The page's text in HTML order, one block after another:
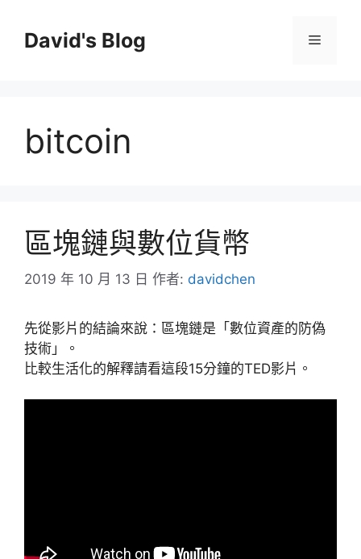
David's Blog 選
bitcoin
區塊鏈與數位貨幣
2019 年 10 月 13 日 作者: davidchen
先從影片的結論來說：區塊鏈是「數位資產的防偽
技術」。
比較生活化的解釋請看這段15分鐘的TED影片。